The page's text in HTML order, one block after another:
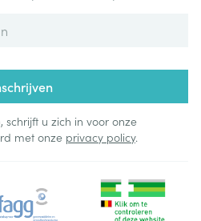
schrijft u zich in voor onze
met onze privacy policy.